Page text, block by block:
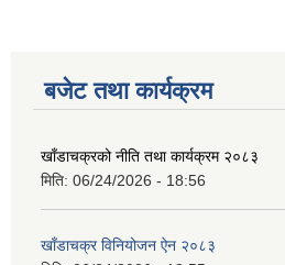
बजेट तथा कार्यक्रम
खाँडाचक्रको नीति तथा कार्यक्रम २०८३
मिति: 06/24/2026 - 18:56
खाँडाचक्र विनियोजन ऐन २०८३